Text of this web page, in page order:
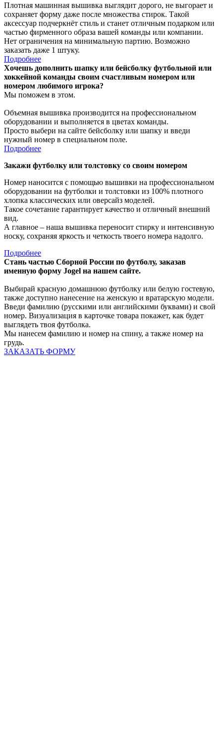
Плотная машинная вышивка выглядит дорого, не выгорает и
сохраняет форму даже после множества стирок. Такой
аксессуар подчеркнёт стиль и станет отличным подарком или
частью фирменного образа вашей команды или компании.
Нет ограничения на минимальную партию. Возможно
заказать даже 1 штуку.
Подробнее
Хочешь дополнить шапку или бейсболку футбольной или
хоккейной команды своим счастливым номером или
номером любимого игрока?
Мы поможем в этом.
Объемная вышивка производится на профессиональном
оборудовании и выполняется в цветах команды.
Просто выбери на сайте бейсболку или шапку и введи
нужный номер в специальном поле.
Подробнее
Закажи футболку или толстовку со своим номером
Номер наносится с помощью вышивки на профессиональном
оборудовании на футболки и толстовки из 100% плотного
хлопка классических или оверсайз моделей.
Такое сочетание гарантирует качество и отличный внешний
вид.
А главное – наша вышивка переносит стирку и интенсивную
носку, сохраняя яркость и четкость твоего номера надолго.
Подробнее
Стань частью Сборной России по футболу, заказав
именную форму Jogel на нашем сайте.
Выбирай красную домашнюю футболку или белую гостевую,
также доступно нанесение на женскую и вратарскую модели.
Введи фамилию (русскими или английскими буквами) и свой
номер. Визуализация в карточке товара покажет, как будет
выглядеть твоя футболка.
Мы нанесем фамилию и номер на спину, а также номер на
грудь.
ЗАКАЗАТЬ ФОРМУ